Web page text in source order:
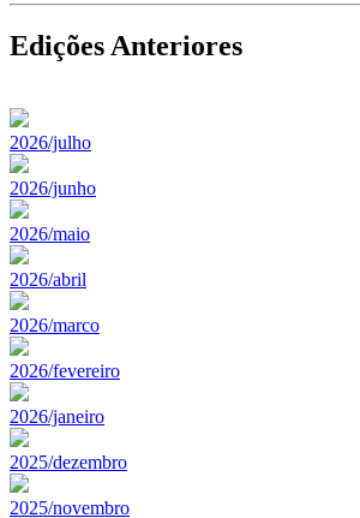
Edições Anteriores
2026/julho
2026/junho
2026/maio
2026/abril
2026/marco
2026/fevereiro
2026/janeiro
2025/dezembro
2025/novembro